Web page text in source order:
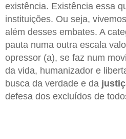
existência. Existência essa
instituições. Ou seja,
além desses embates. A
pauta numa outra escala
opressor (a), se faz num
da vida, humanizador e
busca da verdade e da
defesa dos excluídos de